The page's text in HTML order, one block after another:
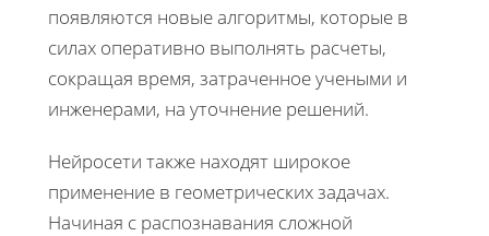
появляются новые алгоритмы, которые в
силах оперативно выполнять расчеты,
сокращая время, затраченное учеными и
инженерами, на уточнение решений.
Нейросети также находят широкое
применение в геометрических задачах.
Начиная с распознавания сложной